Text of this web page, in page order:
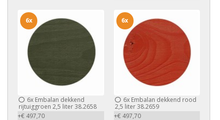
6x Embalan dekkend
rijtuiggroen 2,5 liter 38.2658
+€ 497,70
6x
6xEmbalan dekkend rood
2,5 liter 38.2659
+€ 497,70
6x